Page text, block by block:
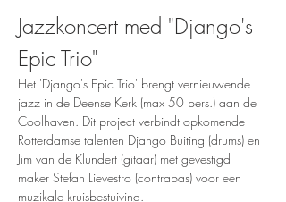
Jazzkoncert med "Django's
Epic Trio"
Het 'Django's Epic Trio' brengt vernieuwende
jazz in de Deense Kerk (max 50 pers.) aan de
Coolhaven. Dit project verbindt opkomende
Rotterdamse talenten Django Buiting (drums) en
Jim van de Klundert (gitaar) met gevestigd
maker Stefan Lievestro (contrabas) voor een
muzikale kruisbestuiving.